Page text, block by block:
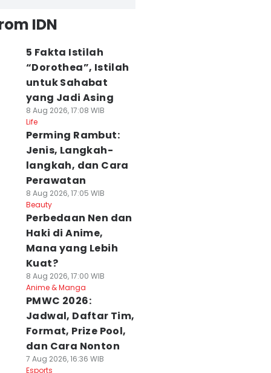
IDN
5 Fakta Istilah
“Dorothea”, Istilah
untuk Sahabat
yang Jadi Asing
8 Aug 2026, 17:08 WIB
Life
Perming Rambut:
Jenis, Langkah-
langkah, dan Cara
Perawatan
8 Aug 2026, 17:05 WIB
Beauty
Perbedaan Nen dan
Haki di Anime,
Mana yang Lebih
Kuat?
8 Aug 2026, 17:00 WIB
Anime & Manga
PMWC 2026:
Jadwal, Daftar Tim,
Format, Prize Pool,
dan Cara Nonton
7 Aug 2026, 16:36 WIB
Esports